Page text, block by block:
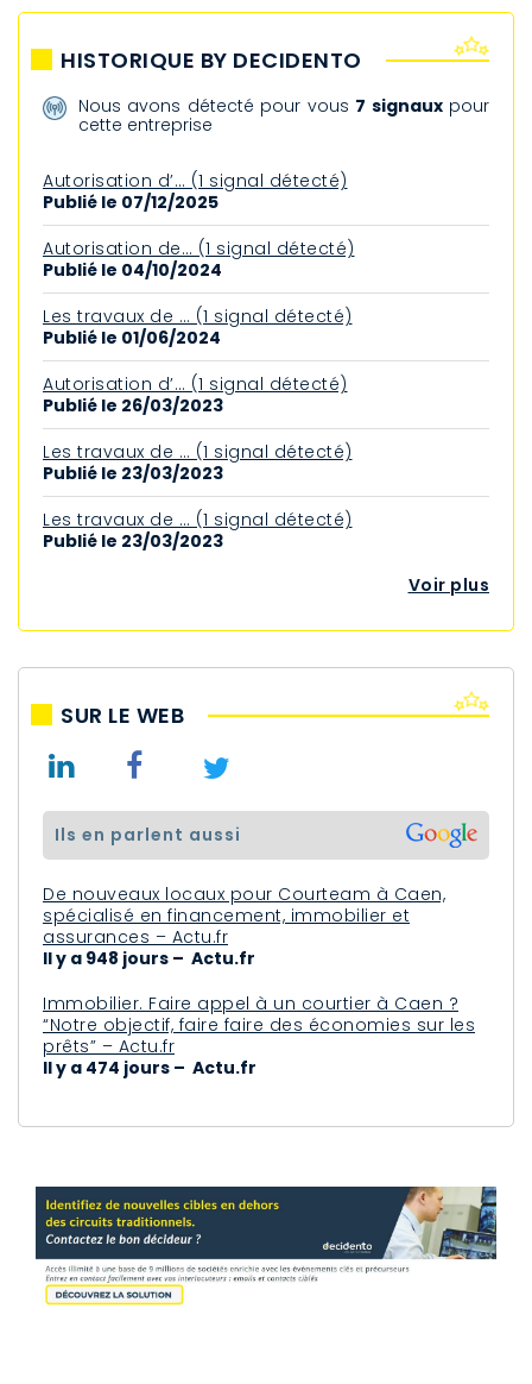
HISTORIQUE BY DECIDENTO
Nous avons détecté pour vous 7 signauxpour
cette entreprise
Autorisation d’… (1 signal détecté)
Publié le 07/12/2025
Autorisation de… (1 signal détecté)
Publié le 04/10/2024
Les travaux de … (1 signal détecté)
Publié le 01/06/2024
Autorisation d’… (1 signal détecté)
Publié le 26/03/2023
Les travaux de … (1 signal détecté)
Publié le 23/03/2023
Les travaux de … (1 signal détecté)
Publié le 23/03/2023
Voir plus
SUR LE WEB
ils en parlent aussi
De nouveaux locaux pour Courteam à Caen,
spécialisé en financement, immobilier et
assurances – Actu.fr
Il y a 948 jours – Actu.fr
Immobilier. Faire appel à un courtier à Caen ?
“Notre objectif, faire faire des économies sur les
prêts” – Actu.fr
Il y a 474 jours – Actu.fr